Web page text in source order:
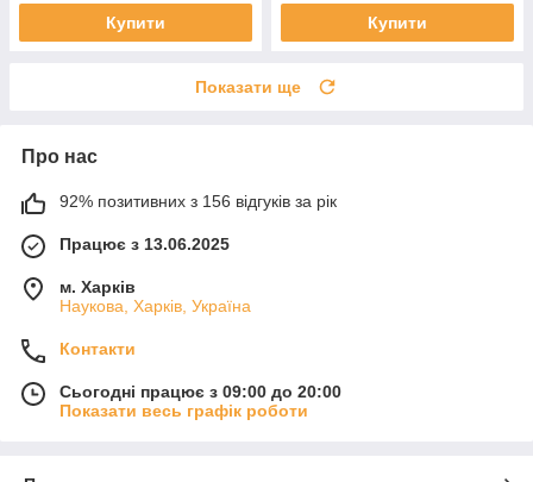
Купити Купити
Показати ще
Про нас
92% позитивних з 156 відгуків за рік
Працює з 13.06.2025
м. Харків
Наукова, Харків, Україна
Контакти
Сьогодні працює з 09:00 до 20:00
Показати весь графік роботи